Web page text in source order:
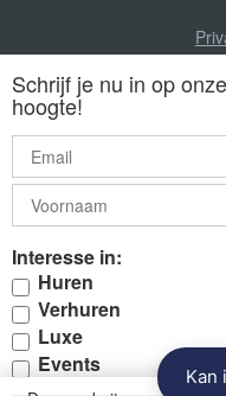
Schrijf je nu in op
hoogte!
Interesse in:
Huren
Verhuren
Luxe
Events